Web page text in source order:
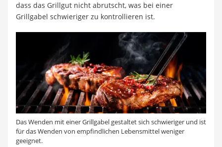
dass das Grillgut nicht abrutscht, was bei einer
Grillgabel schwieriger zu kontrollieren ist.
Das Wenden mit einer Grillgabel gestaltet sich schwieriger und ist
für das Wenden von empfindlichen Lebensmittel weniger
geeignet.